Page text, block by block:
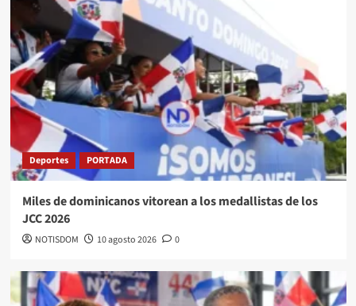
Deportes PORTADA
Miles de dominicanos vitorean a los medallistas de los
JCC 2026
NOTISDOM 10 agosto 2026 0